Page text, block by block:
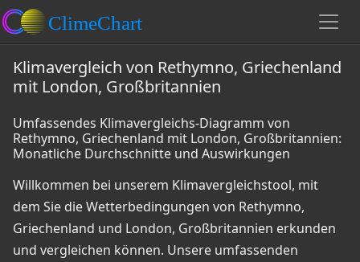
Klimavergleich von Rethymno, Griechenland
mit London, Großbritannien
Umfassendes Klimavergleichs-Diagramm von
Rethymno, Griechenland mit London, Großbritannien:
Monatliche Durchschnitte und Auswirkungen
Willkommen bei unserem Klimavergleichstool, mit
dem Sie die Wetterbedingungen von Rethymno,
Griechenland und London, Großbritannien erkunden
und vergleichen können. Unsere umfassenden